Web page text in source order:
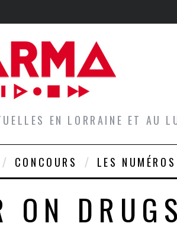
EN LORRAINE ET AU
CONCOURS LES NUMÉROS
ON DRUGS